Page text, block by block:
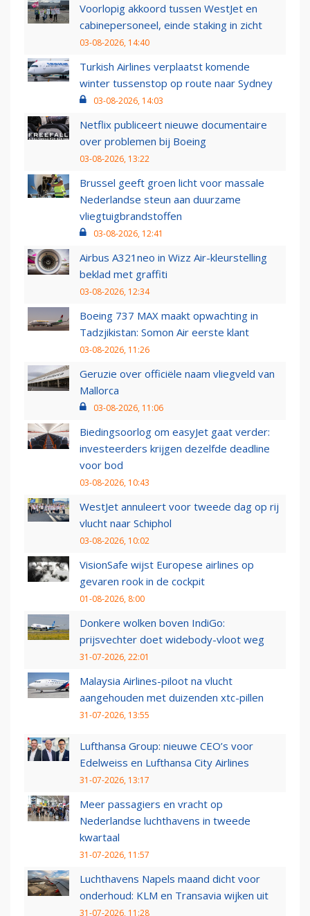
Voorlopig akkoord tussen WestJet en
cabinepersoneel, einde staking in zicht
03-08-2026, 14:40
Turkish Airlines verplaatst komende
winter tussenstop op route naar Sydney
03-08-2026, 14:03
Netflix publiceert nieuwe documentaire
over problemen bij Boeing
03-08-2026, 13:22
Brussel geeft groen licht voor massale
Nederlandse steun aan duurzame
vliegtuigbrandstoffen
03-08-2026, 12:41
Airbus A321neo in Wizz Air-kleurstelling
beklad met graffiti
03-08-2026, 12:34
Boeing 737 MAX maakt opwachting in
Tadzjikistan: Somon Air eerste klant
03-08-2026, 11:26
Geruzie over officiële naam vliegveld van
Mallorca
03-08-2026, 11:06
Biedingsoorlog om easyJet gaat verder:
investeerders krijgen dezelfde deadline
voor bod
03-08-2026, 10:43
WestJet annuleert voor tweede dag op rij
vlucht naar Schiphol
03-08-2026, 10:02
VisionSafe wijst Europese airlines op
gevaren rook in de cockpit
01-08-2026, 8:00
Donkere wolken boven IndiGo:
prijsvechter doet widebody-vloot weg
31-07-2026, 22:01
Malaysia Airlines-piloot na vlucht
aangehouden met duizenden xtc-pillen
31-07-2026, 13:55
Lufthansa Group: nieuwe CEO’s voor
Edelweiss en Lufthansa City Airlines
31-07-2026, 13:17
Meer passagiers en vracht op
Nederlandse luchthavens in tweede
kwartaal
31-07-2026, 11:57
Luchthavens Napels maand dicht voor
onderhoud: KLM en Transavia wijken uit
31-07-2026, 11:28